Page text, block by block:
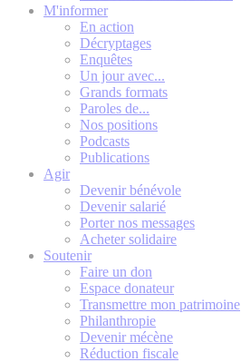
M'informer
En action
Décryptages
Enquêtes
Un jour avec...
Grands formats
Paroles de...
Nos positions
Podcasts
Publications
Agir
Devenir bénévole
Devenir salarié
Porter nos messages
Acheter solidaire
Soutenir
Faire un don
Espace donateur
Transmettre mon patrimoine
Philanthropie
Devenir mécène
Réduction fiscale